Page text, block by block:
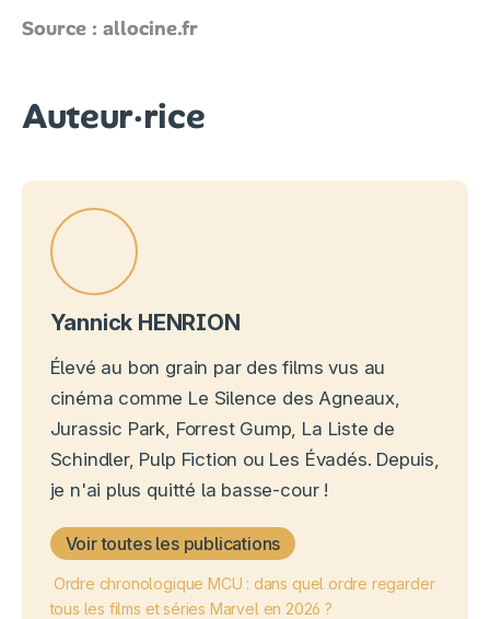
Source : allocine.fr
Auteur·rice
Yannick HENRION
Élevé au bon grain par des films vus au
cinéma comme Le Silence des Agneaux,
Jurassic Park, Forrest Gump, La Liste de
Schindler, Pulp Fiction ou Les Évadés. Depuis,
je n'ai plus quitté la basse-cour !
Voir toutes les publications
Ordre chronologique MCU : dans quel ordre regarder
tous les films et séries Marvel en 2026 ?